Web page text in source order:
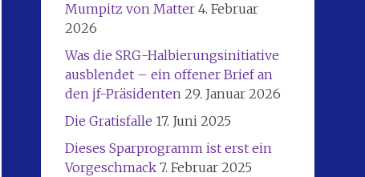
Mumpitz von Matter 4. Februar
2026
Was die SRG-Halbierungsinitiative
ausblendet – ein offener Brief an
den jf-Präsidenten 29. Januar 2026
Die Gratisfalle 17. Juni 2025
Dieses Sparprogramm ist erst ein
Vorgeschmack 7. Februar 2025